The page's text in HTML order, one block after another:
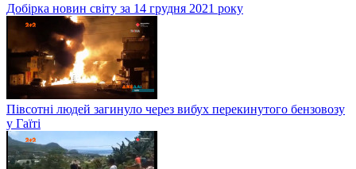
Добірка новин світу за 14 грудня 2021 року
Півсотні людей загинуло через вибух перекинутого бензовозу
у Гаїті